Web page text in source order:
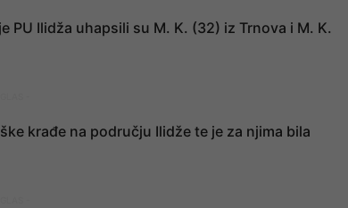
Ilidža uhapsili su M. K. (32) iz Trnova i M. K.
krađe na području Ilidže te je za njima bila